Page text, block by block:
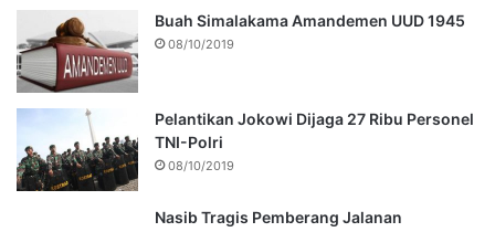
Buah Simalakama Amandemen UUD 1945
08/10/2019
Pelantikan Jokowi Dijaga 27 Ribu Personel
TNI-Polri
08/10/2019
Nasib Tragis Pemberang Jalanan